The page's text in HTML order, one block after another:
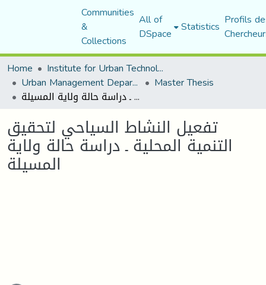
Communities
&
Collections
All of
DSpace Statistics Profils
Home
Institute for Urban Technology Management
Urban Management Department Master Thesis
تفعيل النشاط السياحي لتحقيق التنمية المحلية ـ دراسة حالة ولاية المسيلة
تفعيل النشاط السياحي لتحقيق
التنمية المحلية ـ دراسة حالة ولاية
المسيلة